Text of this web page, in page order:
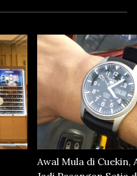
Awal Mula di Cuekin,